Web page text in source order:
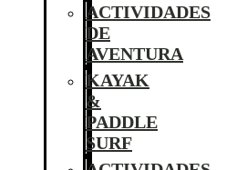
ACTIVIDADES
DE
AVENTURA
KAYAK
&
PADDLE
SURF